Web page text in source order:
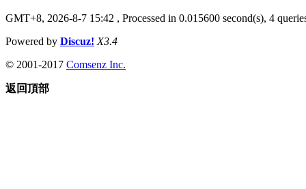
GMT+8, 2026-8-7 15:42 , Processed in 0.015600 second(s), 4
Powered by Discuz! X3.4
© 2001-2017 Comsenz Inc.
返回頂部